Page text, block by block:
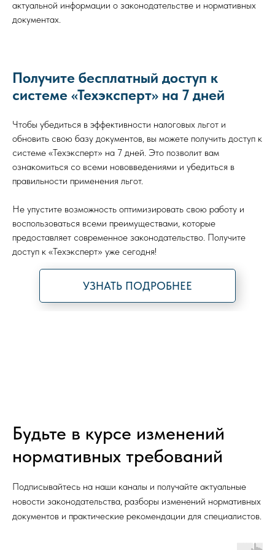
актуальной информации о законодательстве и нормативных
документах.
Получите бесплатный доступ к
системе «Техэксперт» на 7 дней
Чтобы убедиться в эффективности налоговых льгот и
обновить свою базу документов, вы можете получить доступ к
системе «Техэксперт» на 7 дней. Это позволит вам
ознакомиться со всеми нововведениями и убедиться в
правильности применения льгот.
Не упустите возможность оптимизировать свою работу и
воспользоваться всеми преимуществами, которые
предоставляет современное законодательство. Получите
доступ к «Техэксперт» уже сегодня!
УЗНАТЬ ПОДРОБНЕЕ
Будьте в курсе изменений
нормативных требований
Подписывайтесь на наши каналы и получайте актуальные
новости законодательства, разборы изменений нормативных
документов и практические рекомендации для специалистов.